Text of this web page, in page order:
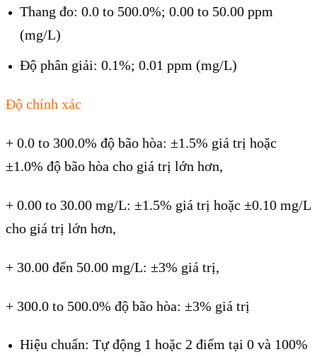
Thang đo: 0.0 to 500.0%; 0.00 to 50.00 ppm
(mg/L)
Độ phân giải: 0.1%; 0.01 ppm (mg/L)
Độ chính xác
+ 0.0 to 300.0% độ bão hòa: ±1.5% giá trị hoặc
±1.0% độ bão hòa cho giá trị lớn hơn,
+ 0.00 to 30.00 mg/L: ±1.5% giá trị hoặc ±0.10 mg/L
cho giá trị lớn hơn,
+ 30.00 đến 50.00 mg/L: ±3% giá trị,
+ 300.0 to 500.0% độ bão hòa: ±3% giá trị
Hiệu chuẩn: Tự động 1 hoặc 2 điểm tại 0 và 100%